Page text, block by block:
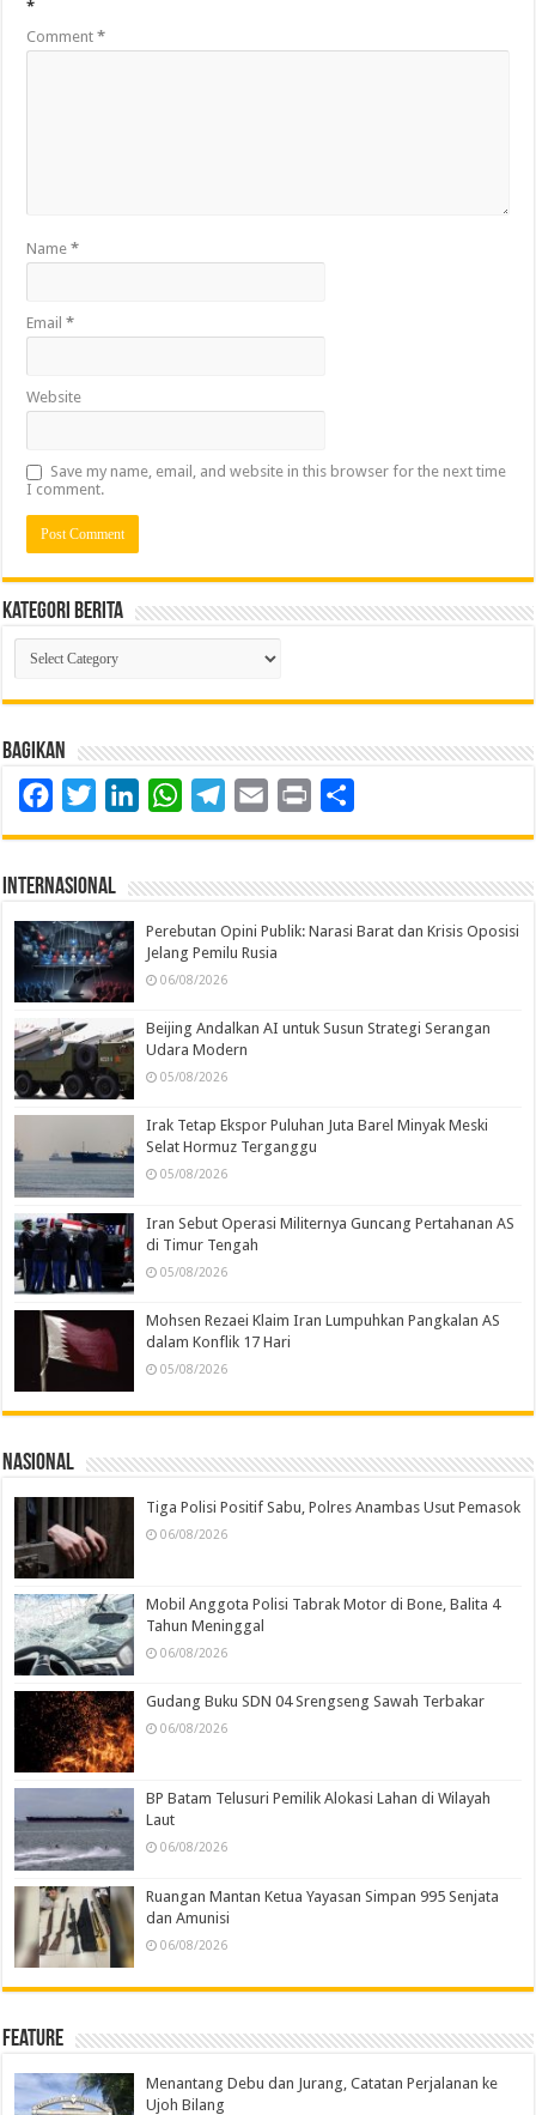
*
Comment*
Name*
Email*
Website
Save my name, email, and website in this browser for the next time
I comment.
Kategori Berita
Kategori
Berita
Bagikan
FacebookTwitterLinkedInWhatsAppTelegram
Email Print
Internasional
Perebutan Opini Publik: Narasi Barat dan Krisis Oposisi
Jelang Pemilu Rusia
06/08/2026
Beijing Andalkan AI untuk Susun Strategi Serangan
Udara Modern
05/08/2026
Irak Tetap Ekspor Puluhan Juta Barel Minyak Meski
Selat Hormuz Terganggu
05/08/2026
Iran Sebut Operasi Militernya Guncang Pertahanan AS
di Timur Tengah
05/08/2026
Mohsen Rezaei Klaim Iran Lumpuhkan Pangkalan AS
dalam Konflik 17 Hari
05/08/2026
Nasional
Tiga Polisi Positif Sabu, Polres Anambas Usut Pemasok
06/08/2026
Mobil Anggota Polisi Tabrak Motor di Bone, Balita 4
Tahun Meninggal
06/08/2026
Gudang Buku SDN 04 Srengseng Sawah Terbakar
06/08/2026
BP Batam Telusuri Pemilik Alokasi Lahan di Wilayah
Laut
06/08/2026
Ruangan Mantan Ketua Yayasan Simpan 995 Senjata
dan Amunisi
06/08/2026
Feature
Menantang Debu dan Jurang, Catatan Perjalanan ke
Ujoh Bilang